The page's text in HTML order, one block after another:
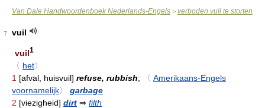
Van Dale Handwoordenboek Nederlands-Engels > verboden vuil te storten
7 vuil
vuil1
〈 het〉
1 [afval, huisvuil] refuse, rubbish; 〈 Amerikaans-Engels
voornamelijk〉
garbage
2 [viezigheid] dirt ⇒ filth